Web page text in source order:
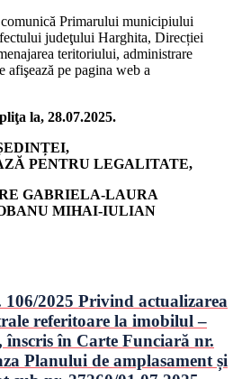
comunică Primarului municipiului
judeţului Harghita, Direcției
teritoriului, administrare
afişează pe pagina web a
la, 28.07.2025.
ȘEDINȚEI,
PENTRU LEGALITATE,
GABRIELA-LAURA
MIHAI-IULIAN
2025 Privind actualizarea
referitoare la imobilul –
înscris în Carte Funciară nr.
Planului de amplasament și